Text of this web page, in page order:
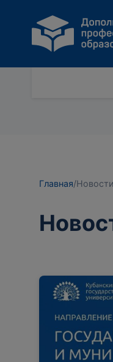
Главная/Новости